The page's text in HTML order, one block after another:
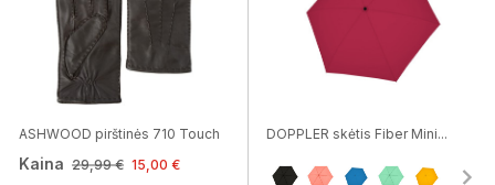
ASHWOOD pirštinės 710 Touch
Kaina 29,99 € 15,00 €
DOPPLER skėtis Fiber Mini...